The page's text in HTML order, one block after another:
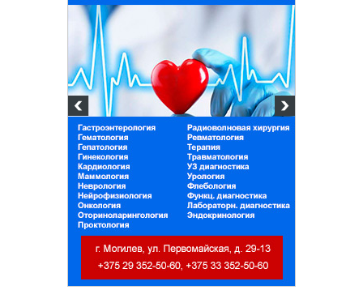
Подготовка,
повышение
отраслей АПК, а также
химической